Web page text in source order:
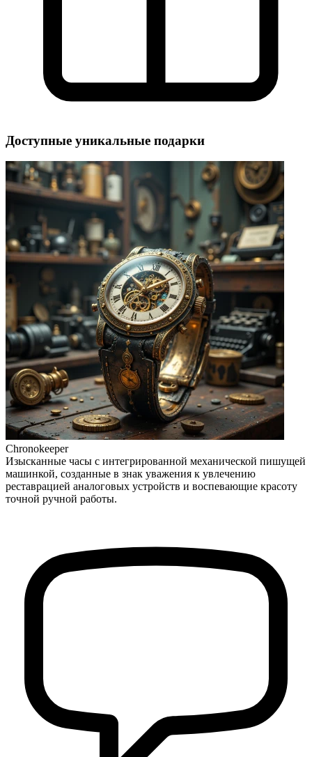
Доступные уникальные подарки
Chronokeeper
Изысканные часы с интегрированной механической пишущей
машинкой, созданные в знак уважения к увлечению
реставрацией аналоговых устройств и воспевающие красоту
точной ручной работы.